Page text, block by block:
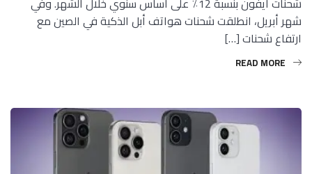
شهر أبريل، انطلقت شحنات هواتف أبل الذكية في الصين مع
ارتفاع شحنات […]
READ MORE